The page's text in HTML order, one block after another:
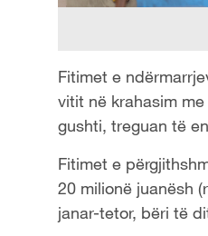
Fitimet e
vitit në krahasim
gushti, treguan të
Fitimet e
20 milionë juanësh
janar-tetor, bëri të